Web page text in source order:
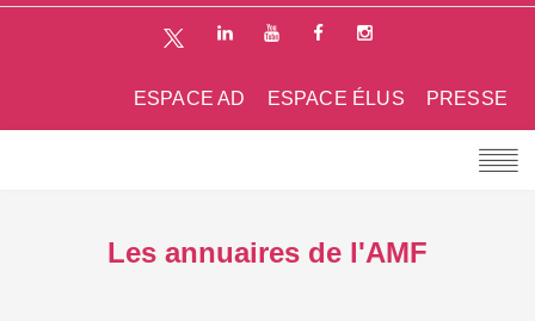
PRESSE
ESPACE ÉLUS
ESPACE AD
Les annuaires de l'AMF